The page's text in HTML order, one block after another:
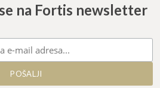
na Fortis newsletter